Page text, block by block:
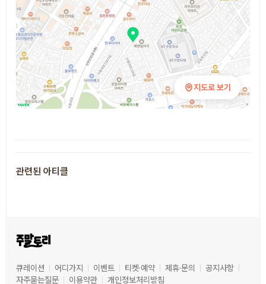
지도로 보기
관련된 아티클
큐레이션 어디가지 이벤트 티켓·예약 제휴·문의
공지사항
자주묻는질문
이용약관 개인정보처리방침